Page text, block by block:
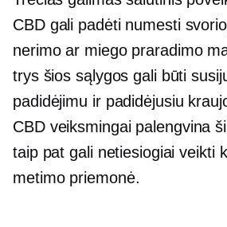
CBD gali padėti numesti
nerimo ar miego praradimo
trys šios sąlygos gali būti
padidėjimu ir padidėjusiu
CBD veiksmingai palengvina
taip pat gali netiesiogiai veikti
metimo priemonė.